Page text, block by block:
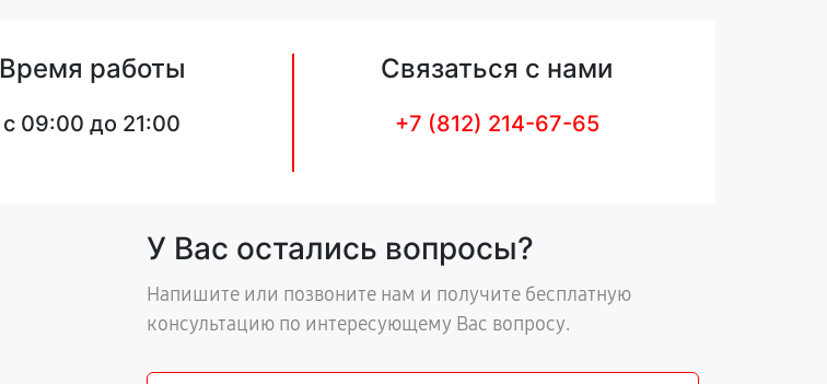
Время работы
c 09:00 до 21:00
Связаться с нами
+7 (812) 214-67-65
У Вас остались вопросы?
Напишите или позвоните нам и получите бесплатную
консультацию по интересующему Вас вопросу.